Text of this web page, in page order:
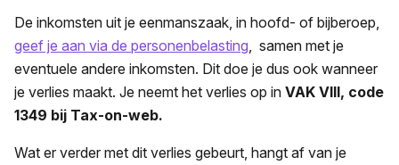
De inkomsten uit je eenmanszaak, in hoofd- of bijberoep,
geef je aan via de personenbelasting , samen met je
eventuele andere inkomsten. Dit doe je dus ook wanneer
je verlies maakt. Je neemt het verlies op in VAK VIII, code
1349 bij Tax-on-web.
Wat er verder met dit verlies gebeurt, hangt af van je